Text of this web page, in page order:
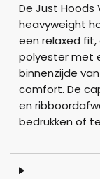
De Just Hoods
heavyweight
een relaxed fit,
polyester met
binnenzijde
comfort. De
en
bedrukken of